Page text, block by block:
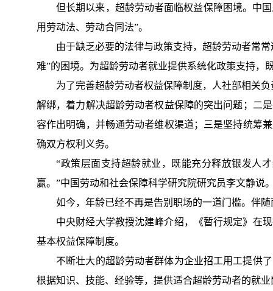
但长期以来，超龄劳动者面临权益保障困境。中
用劳动法、劳动合同法”。
由于缺乏必要的法律与政策支持，超龄劳动者常
难”的困境。为超龄劳动者就业提供系统化政策支持
为了完善超龄劳动者权益保障制度，人社部相关
解绑，着力解决超龄劳动者权益保障的突出问题；二
容作出明确，并畅通劳动者维权渠道；三是坚持统筹
确双方权利义务。
“政策层面支持超龄就业，既能充分释放银发人
赢。”中国劳动和社会保障科学研究院研究员李文静说
如今，年龄已经不再是告别职场的一道门槛。伴
中央财经大学教授沈建峰介绍，《暂行规定》在
基本权益保障制度。
不断壮大的超龄劳动者群体为企业招工用工提供
根据知识、技能、经验等，提供适合超龄劳动者的就业